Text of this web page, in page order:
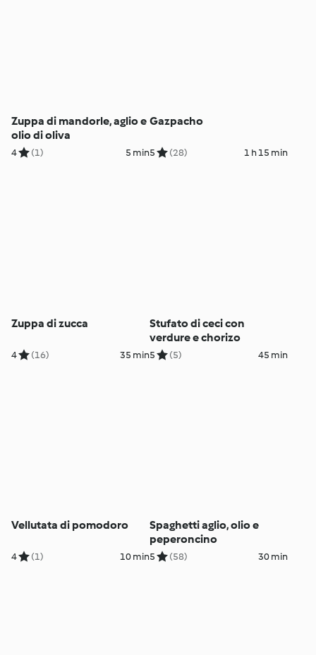
Zuppa di mandorle, aglio e
olio di oliva
4 (1) 5 min
Gazpacho
5 (28) 1 h 15 min
Zuppa di zucca
4 (16) 35 min
Stufato di ceci con
verdure e chorizo
5 (5) 45 min
Vellutata di pomodoro
4 (1) 10 min
Spaghetti aglio, olio e
peperoncino
5 (58) 30 min